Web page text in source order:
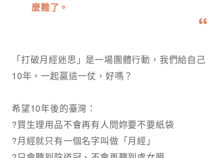
麼難了。
「打破月經迷思」是一場團體行動，我們給自己
10年，一起贏這一仗，好嗎？​
希望10年後的臺灣：​
?買生理用品不會再有人問妳要不要紙袋​
?月經就只有一個名字叫做「月經」​